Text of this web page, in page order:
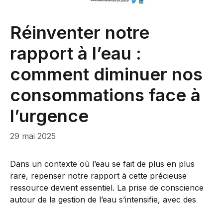
Réinventer notre
rapport à l’eau :
comment diminuer nos
consommations face à
l’urgence
29 mai 2025
Dans un contexte où l’eau se fait de plus en plus
rare, repenser notre rapport à cette précieuse
ressource devient essentiel. La prise de conscience
autour de la gestion de l’eau s’intensifie, avec des